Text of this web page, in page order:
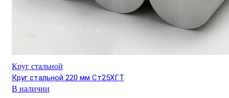
Круг стальной
Круг стальной 220 мм Ст25ХГТ
В наличии